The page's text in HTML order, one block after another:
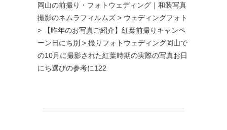
岡山の前撮り・フォトウェディング｜和装写真
撮影のネムラフィルムズ > ウェディングフォト
>
【昨年のお写真ご紹介】紅葉前撮りキャンペ
ーン日にち別 > 撮りフォトウェディング岡山で
の10月に撮影された紅葉時期の実際の写真お日
にち選びの参考に122